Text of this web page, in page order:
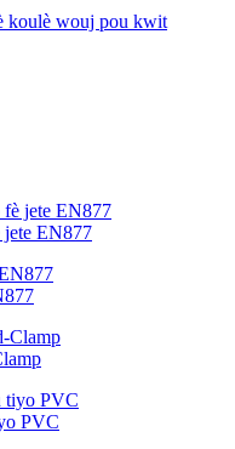
koulè wouj pou kwit
EN877
PVC